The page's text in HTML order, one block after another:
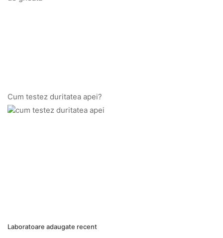
Cum testez duritatea apei?
Laboratoare adaugate recent